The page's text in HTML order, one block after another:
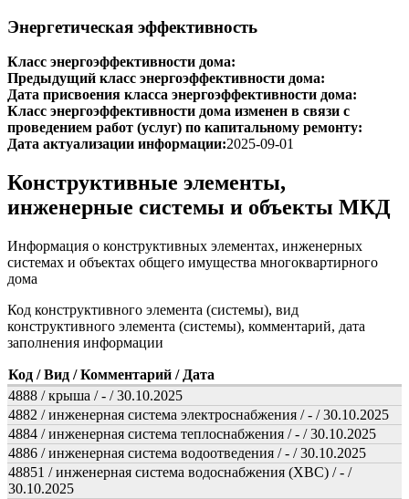
Энергетическая эффективность
Класс энергоэффективности дома:
Предыдущий класс энергоэффективности дома:
Дата присвоения класса энергоэффективности дома:
Класс энергоэффективности дома изменен в связи с
проведением работ (услуг) по капитальному ремонту:
Дата актуализации информации:2025-09-01
Конструктивные элементы,
инженерные системы и объекты МКД
Информация о конструктивных элементах, инженерных
системах и объектах общего имущества многоквартирного
дома
Код конструктивного элемента (системы), вид
конструктивного элемента (системы), комментарий, дата
заполнения информации
Код / Вид / Комментарий / Дата
4888 / крыша / - / 30.10.2025
4882 / инженерная система электроснабжения / - / 30.10.2025
4884 / инженерная система теплоснабжения / - / 30.10.2025
4886 / инженерная система водоотведения / - / 30.10.2025
48851 / инженерная система водоснабжения (ХВС) / - /
30.10.2025